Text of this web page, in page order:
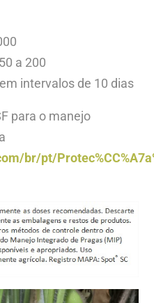
a 200
intervalos de 10 dias
para o manejo
br/pt/